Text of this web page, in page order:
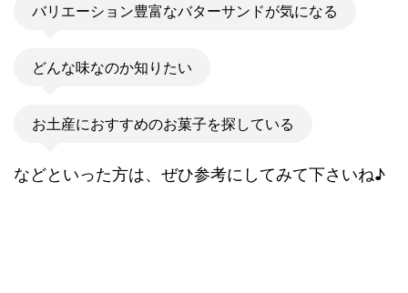
バリエーション豊富なバターサンドが気になる
どんな味なのか知りたい
お土産におすすめのお菓子を探している
などといった方は、ぜひ参考にしてみて下さいね♪